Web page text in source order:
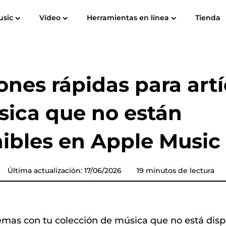
Convertidor de música de
YouTube
Audible Converter
Convertidor de música Pandora
Convertidor de música de
SoundCloud
Vídeo Herramientas en línea
MP3
Tienda
Guía del usuario Preguntas Frecuentes
rápidas para
que no están
en Apple Music
Última actualización: 17/06/2026 19 minutos de lectura
con tu colección de música que no está